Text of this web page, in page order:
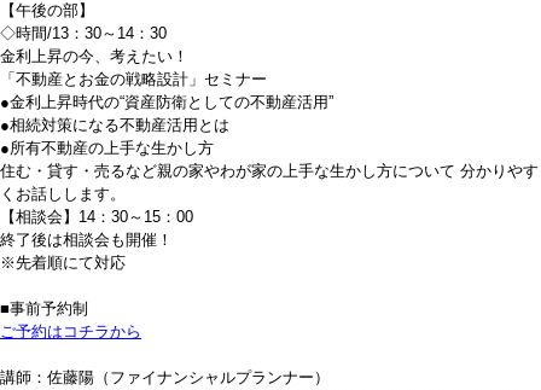
【午後の部】
◇時間/13：30～14：30
金利上昇の今、考えたい！
「不動産とお金の戦略設計」セミナー
●金利上昇時代の“資産防衛としての不動産活用”
●相続対策になる不動産活用とは
●所有不動産の上手な生かし方
住む・貸す・売るなど親の家やわが家の上手な生かし方について 分かりやす
くお話しします。
【相談会】14：30～15：00
終了後は相談会も開催！
※先着順にて対応
■事前予約制
ご予約はコチラから
講師：佐藤陽（ファイナンシャルプランナー）